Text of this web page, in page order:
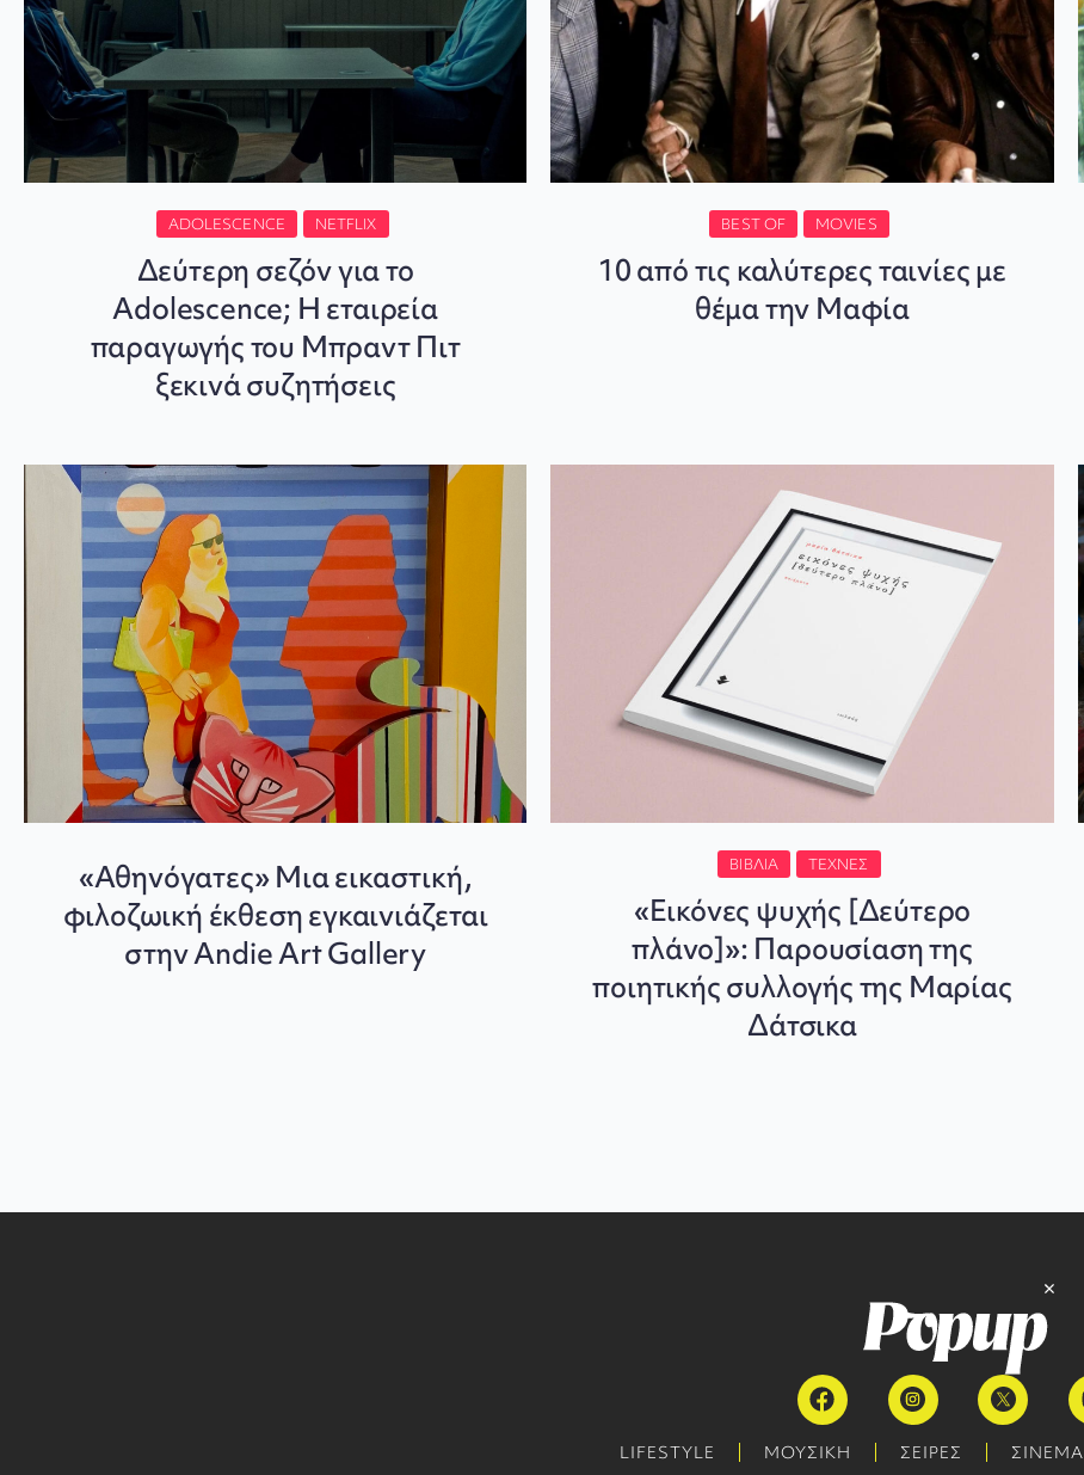
ADOLESCENCE NETFLIX
Δεύτερη σεζόν για το
Adolescence; Η εταιρεία
παραγωγής του Μπραντ Πιτ
ξεκινά συζητήσεις
BEST OF MOVIES
10 από τις καλύτερες ταινίες με
θέμα την Μαφία
«Αθηνόγατες» Μια εικαστική,
φιλοζωική έκθεση εγκαινιάζεται
στην Andie Art Gallery
ΒΙΒΛΊΑ ΤΈΧΝΕΣ
«Εικόνες ψυχής [Δεύτερο
πλάνο]»: Παρουσίαση της
ποιητικής συλλογής της Μαρίας
Δάτσικα
LIFESTYLE ΜΟΥΣΙΚΗ ΣΕΙΡΕΣ ΣΙΝΕΜΑ